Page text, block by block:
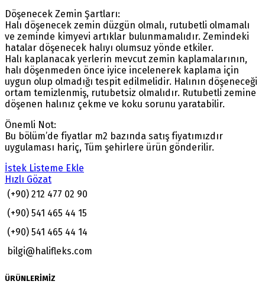
Döşenecek Zemin Şartları:
Halı döşenecek zemin düzgün olmalı, rutubetli olmamalı
ve zeminde kimyevi artıklar bulunmamalıdır. Zemindeki
hatalar döşenecek halıyı olumsuz yönde etkiler.
Halı kaplanacak yerlerin mevcut zemin kaplamalarının,
halı döşenmeden önce iyice incelenerek kaplama için
uygun olup olmadığı tespit edilmelidir. Halının döşeneceği
ortam temizlenmiş, rutubetsiz olmalıdır. Rutubetli zemine
döşenen halınız çekme ve koku sorunu yaratabilir.
Önemli Not:
Bu bölüm’de fiyatlar m2 bazında satış fiyatımızdır
uygulaması hariç, Tüm şehirlere ürün gönderilir.
İstek Listeme Ekle
Hızlı Gözat
(+90) 212 477 02 90
(+90) 541 465 44 15
(+90) 541 465 44 14
bilgi@halifleks.com
ÜRÜNLERİMİZ